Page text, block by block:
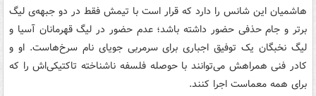
هاشمیان این شانس را دارد که قرار است با تیمش فقط در دو جبهه‌ی لیگ
برتر و جام حذفی حضور داشته باشد؛ عدم حضور در لیگ قهرمانان آسیا و
لیگ نخبگان یک توفیق اجباری برای سرمربی جویای نام سرخ‌هاست. او و
کادر فنی همراهش می‌توانند با حوصله فلسفه ناشناخته تاکتیکی‌اش را که
برای همه معماست اجرا کنند.